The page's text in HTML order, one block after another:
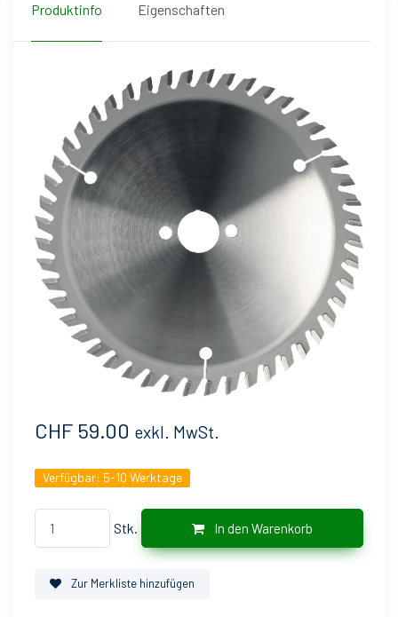
Produktinfo Eigenschaften
CHF 59.00 exkl. MwSt.
Verfügbar: 5-10 Werktage
Stk. In den Warenkorb
Zur Merkliste hinzufügen